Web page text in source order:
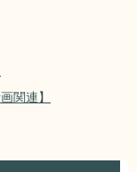
す
ーポリシー
関連】